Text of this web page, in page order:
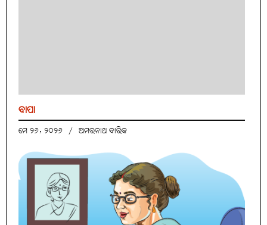
ବାପା
ମେ ୨୬, ୨୦୨୬ / ଅମରନାଥ ବାରିକ